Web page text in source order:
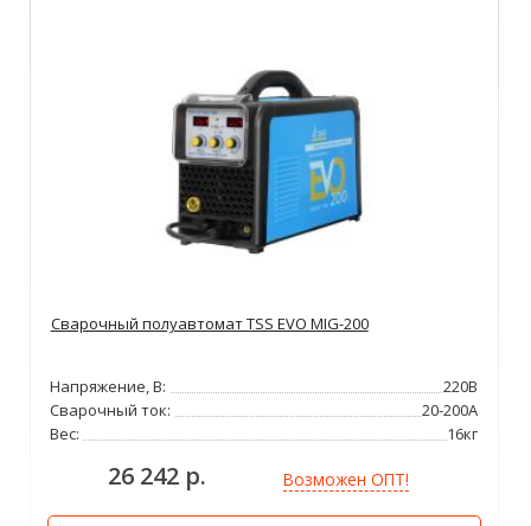
Сварочный полуавтомат TSS EVO MIG-200
Напряжение, В:
220В
Сварочный ток:
20-200А
Вес:
16кг
26 242 р. Возможен ОПТ!